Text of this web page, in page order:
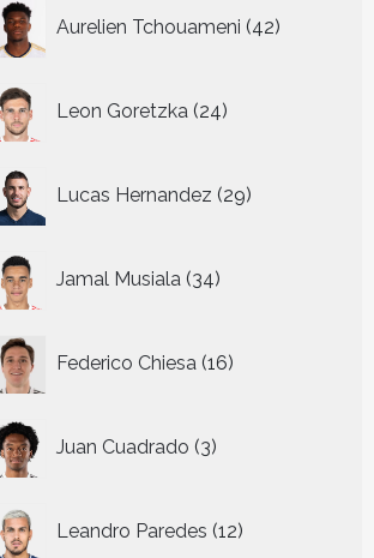
Aurelien Tchouameni 42
producten
Leon Goretzka 24
producten
Lucas Hernandez 29
producten
Jamal Musiala 34
producten
Federico Chiesa 16
producten
Juan Cuadrado 3
producten
Leandro Paredes 12
producten